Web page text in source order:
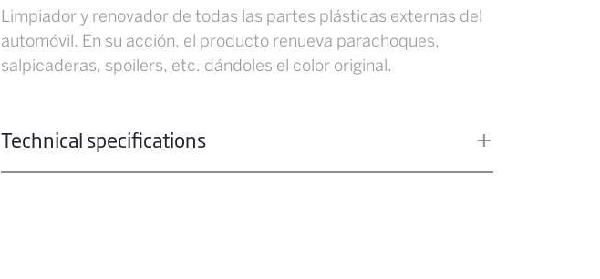
Limpiador y renovador de todas las partes plásticas externas del
automóvil. En su acción, el producto renueva parachoques,
salpicaderas, spoilers, etc. dándoles el color original.
Technical specifications